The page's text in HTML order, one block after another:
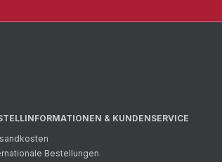
& KUNDENSERVICE
Bestellungen